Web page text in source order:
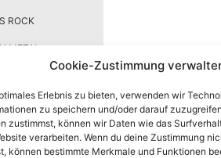
Cookie-Zustimmung
Erlebnis zu bieten, verwenden wir
zu speichern und/oder darauf
zustimmst, können wir Daten wie das
verarbeiten. Wenn du deine Zustimmung
können bestimmte Merkmale und Funktionen
ROCK
METAL